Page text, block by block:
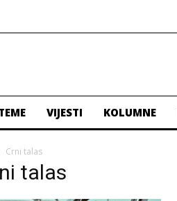
VIJESTI KOLUMNE
Crni talas
talas